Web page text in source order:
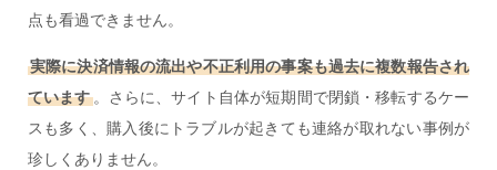
点も看過できません。
実際に決済情報の流出や不正利用の事案も過去に複数報告され
ています。さらに、サイト自体が短期間で閉鎖・移転するケー
スも多く、購入後にトラブルが起きても連絡が取れない事例が
珍しくありません。